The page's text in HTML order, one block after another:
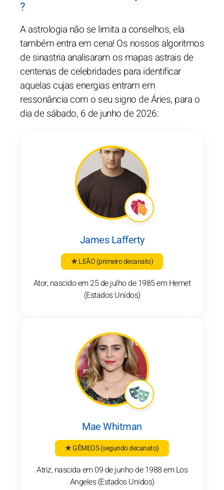
?
A astrologia não se limita a conselhos, ela
também entra em cena! Os nossos algoritmos
de sinastria analisaram os mapas astrais de
centenas de celebridades para identificar
aquelas cujas energias entram em
ressonância com o seu signo de Áries, para o
dia de sábado, 6 de junho de 2026:
James Lafferty
★ LEÃO(primeiro decanato)
Ator, nascido em 25 de julho de 1985 em Hemet
(Estados Unidos)
Mae Whitman
★ GÊMEOS(segundo decanato)
Atriz, nascida em 09 de junho de 1988 em Los
Angeles (Estados Unidos)